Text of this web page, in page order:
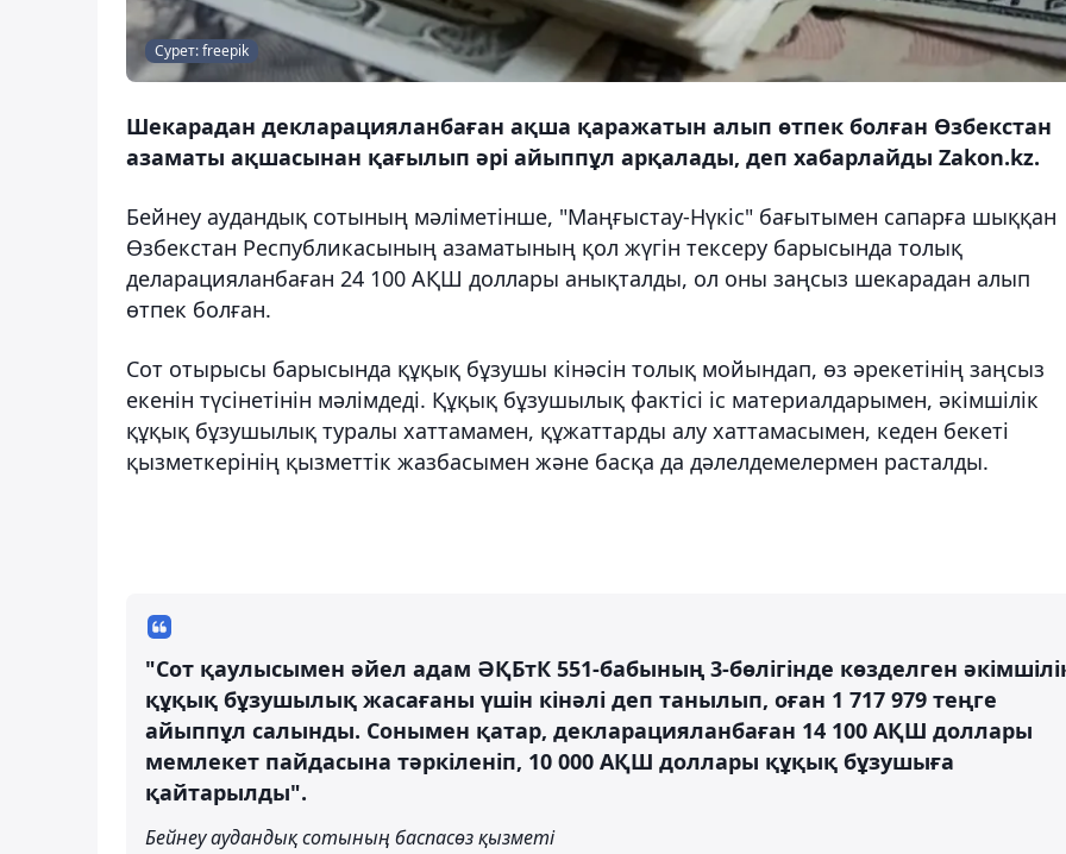
Сурет: freepik
Шекарадан декларацияланбаған ақша қаражатын алып өтпек болған Өзбекстан
азаматы ақшасынан қағылып әрі айыппұл арқалады, деп хабарлайды Zakon.kz.
Бейнеу аудандық сотының мәліметінше, "Маңғыстау-Нүкіс" бағытымен сапарға шыққан
Өзбекстан Республикасының азаматының қол жүгін тексеру барысында толық
деларацияланбаған 24 100 АҚШ доллары анықталды, ол оны заңсыз шекарадан алып
өтпек болған.
Сот отырысы барысында құқық бұзушы кінәсін толық мойындап, өз әрекетінің заңсыз
екенін түсінетінін мәлімдеді. Құқық бұзушылық фактісі іс материалдарымен, әкімшілік
құқық бұзушылық туралы хаттамамен, құжаттарды алу хаттамасымен, кеден бекеті
қызметкерінің қызметтік жазбасымен және басқа да дәлелдемелермен расталды.
"Сот қаулысымен әйел адам ӘҚБтК 551-бабының 3-бөлігінде көзделген
құқық бұзушылық жасағаны үшін кінәлі деп танылып, оған 1 717 979 теңге
айыппұл салынды. Сонымен қатар, декларацияланбаған 14 100 АҚШ доллары
мемлекет пайдасына тәркіленіп, 10 000 АҚШ доллары құқық бұзушыға
қайтарылды".
Бейнеу аудандық сотының баспасөз қызметі